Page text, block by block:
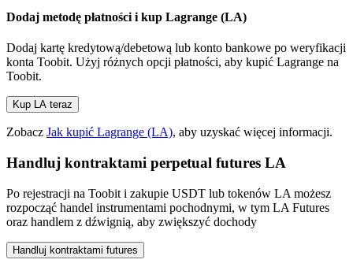
Dodaj metodę płatności i kup Lagrange (LA)
Dodaj kartę kredytową/debetową lub konto bankowe po weryfikacji
konta Toobit. Użyj różnych opcji płatności, aby kupić Lagrange na
Toobit.
Kup LA teraz
Zobacz Jak kupić Lagrange (LA), aby uzyskać więcej informacji.
Handluj kontraktami perpetual futures LA
Po rejestracji na Toobit i zakupie USDT lub tokenów LA możesz
rozpocząć handel instrumentami pochodnymi, w tym LA Futures
oraz handlem z dźwignią, aby zwiększyć dochody
Handluj kontraktami futures